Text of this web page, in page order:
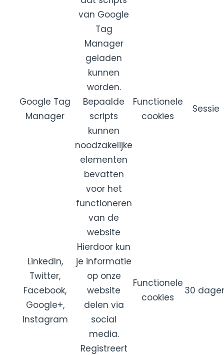
Google Tag
Manager
van Google
Tag
Manager
geladen
kunnen
worden.
Bepaalde
scripts
kunnen
noodzakelijke
elementen
bevatten
voor het
functioneren
van de
website
Functionele
cookies
Sessie
LinkedIn,
Twitter,
Facebook,
Google+,
Instagram
Hierdoor kun
je informatie
op onze
website
delen via
social
media.
Functionele
cookies
30
Registreert